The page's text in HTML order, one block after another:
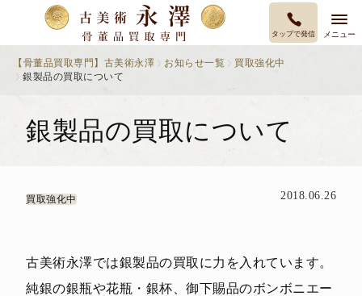
タップで発信 メニュー
【骨董品買取専門】古美術永澤 お知らせ一覧
買取強化中
銀製品の買取について
銀製品の買取について
買取強化中 2018.06.26
古美術永澤では銀製品の買取に力を入れています。
純銀の銀瓶や花瓶・銀杯、御下賜品のボンボニエー